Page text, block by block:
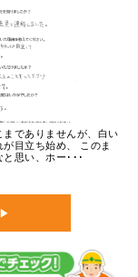
でありませんが、白い
目立ち始め、 このま
と思い、ホー･･･